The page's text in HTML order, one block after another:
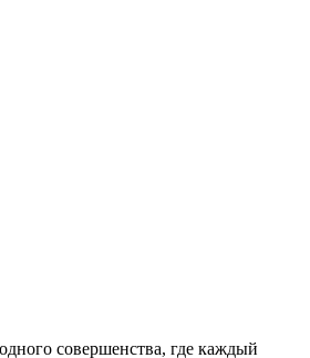
совершенства, где каждый